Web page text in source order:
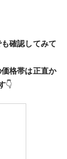
確認してみて
格帯は正直か
👇